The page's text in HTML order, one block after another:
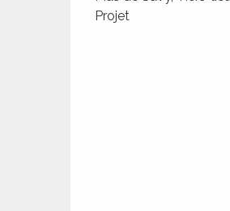
Projet